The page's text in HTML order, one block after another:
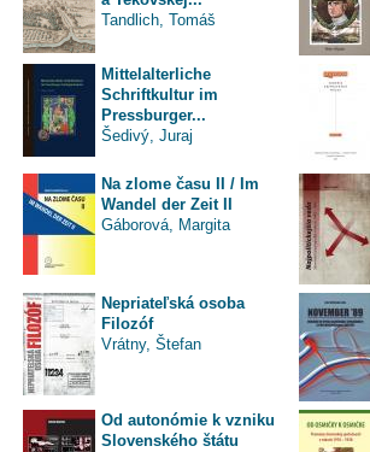
Tandlich, Tomáš
Mittelalterliche
Schriftkultur im
Pressburger...
Šedivý, Juraj
Na zlome času II / Im
Wandel der Zeit II
Gáborová, Margita
Nepriateľská osoba
Filozóf
Vrátny, Štefan
Od autonómie k vzniku
Slovenského štátu